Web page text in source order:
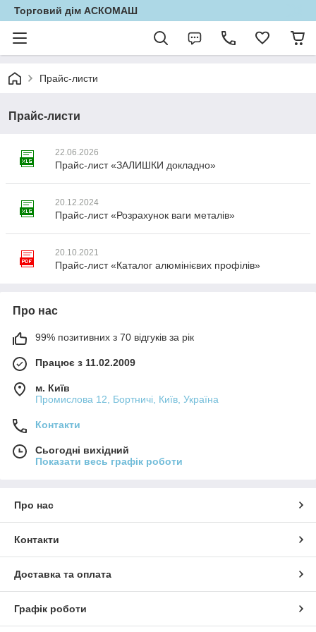
Торговий дім АСКОМАШ
Прайс-листи
Прайс-листи
22.06.2026
Прайс-лист «ЗАЛИШКИ докладно»
20.12.2024
Прайс-лист «Розрахунок ваги металів»
20.10.2021
Прайс-лист «Каталог алюмінієвих профілів»
Про нас
99% позитивних з 70 відгуків за рік
Працює з 11.02.2009
м. Київ
Промислова 12, Бортничі, Київ, Україна
Контакти
Сьогодні вихідний
Показати весь графік роботи
Про нас
Контакти
Доставка та оплата
Графік роботи